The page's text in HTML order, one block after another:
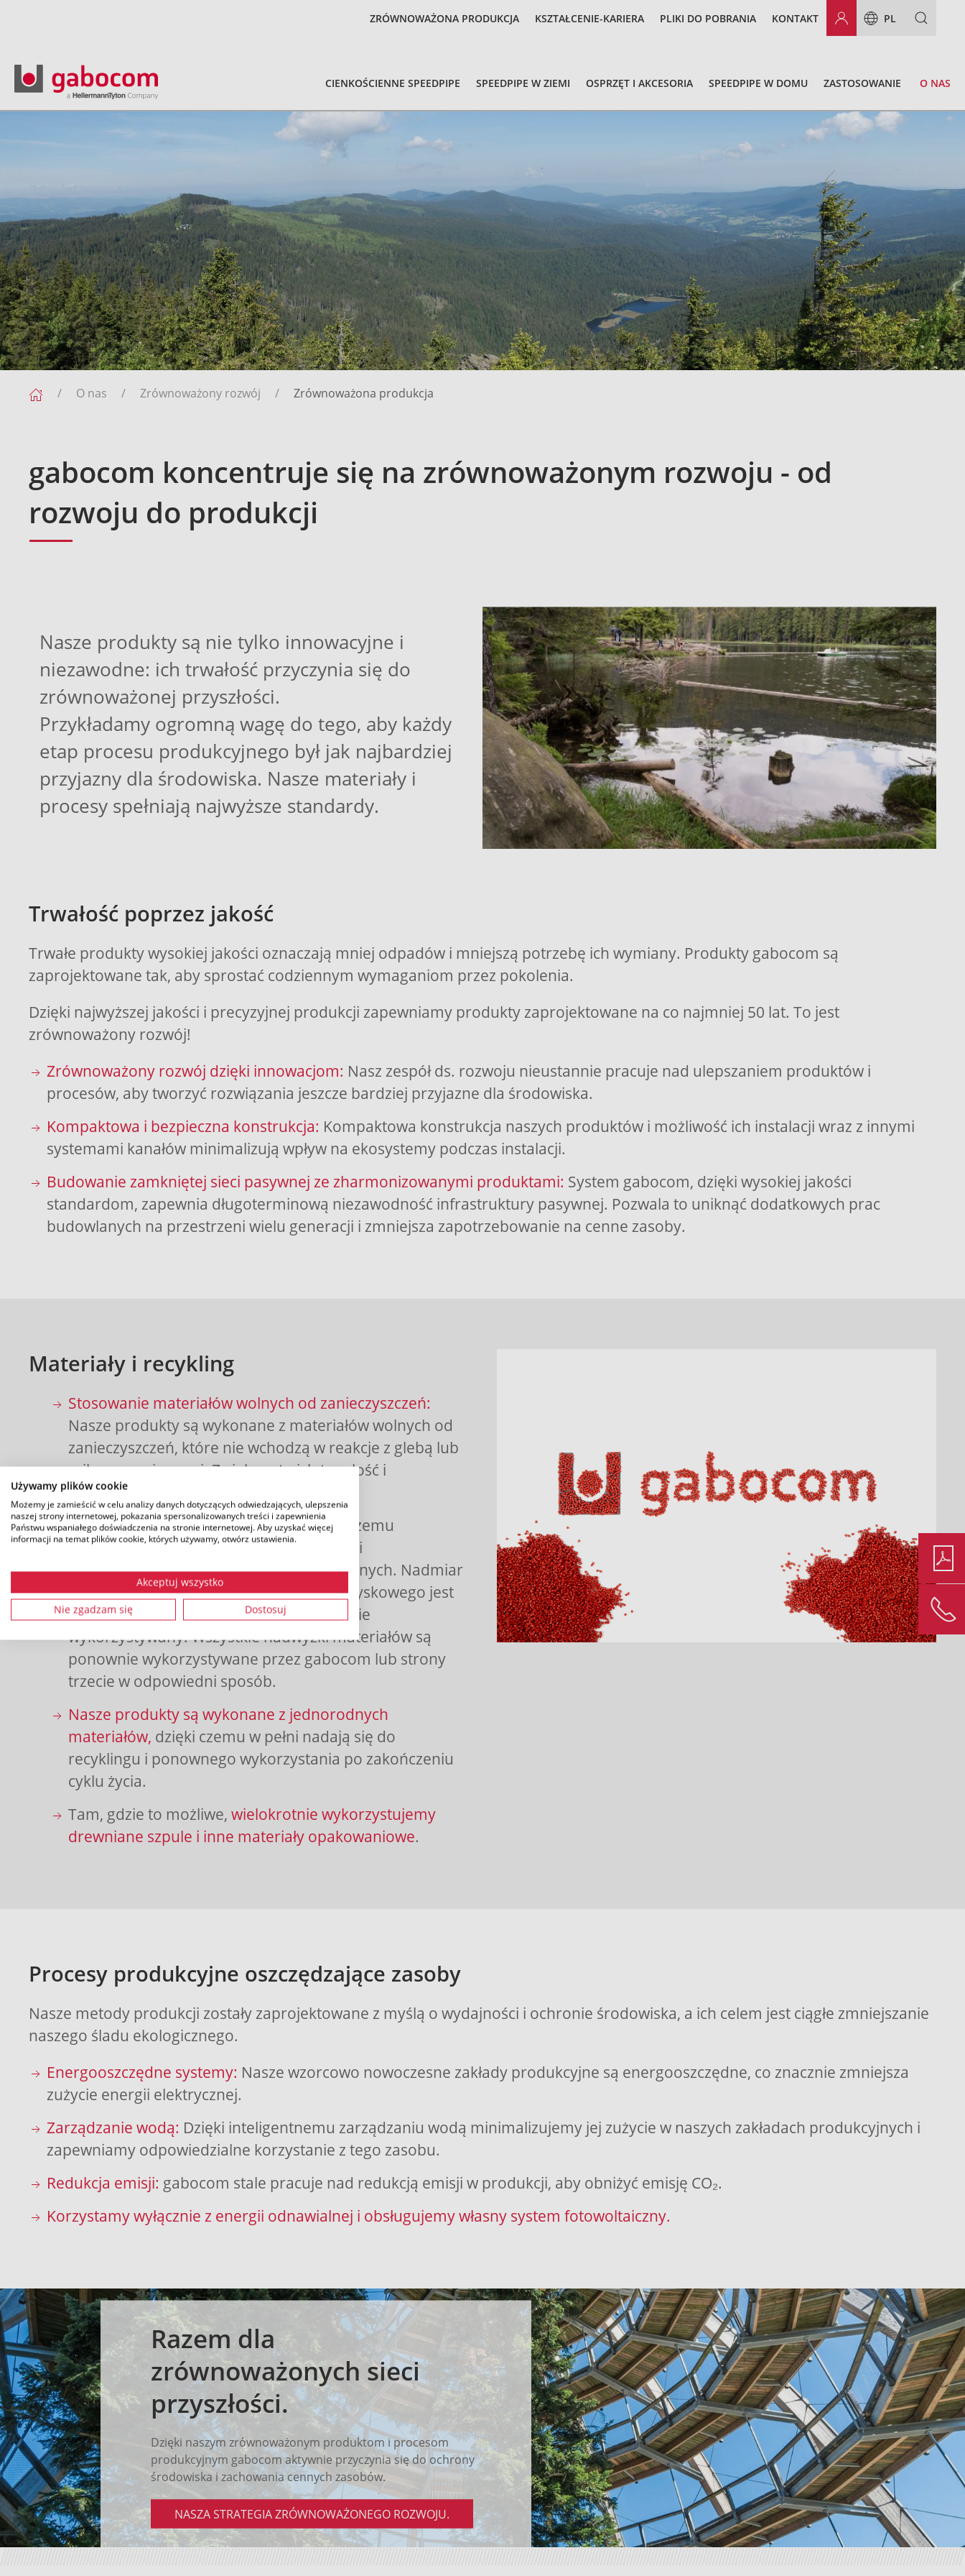
Używamy plików cookie
Możemy je zamieścić w celu analizy danych dotyczących odwiedzających, ulepszenia
naszej strony internetowej, pokazania spersonalizowanych treści i zapewnienia
Państwu wspaniałego doświadczenia na stronie internetowej. Aby uzyskać więcej
informacji na temat plików cookie, których używamy, otwórz ustawienia.
Akceptuj wszystko
Nie zgadzam się Dostosuj
ZRÓWNOWAŻONA PRODUKCJA KSZTAŁCENIE-KARIERA PLIKI DO POBRANIA KONTAKT PL
CIENKOŚCIENNE SPEEDPIPE SPEEDPIPE W ZIEMI OSPRZĘT I AKCESORIA SPEEDPIPE W DOMU ZASTOSOWANIE O NAS
O nas Zrównoważony rozwój Zrównoważona produkcja
gabocom koncentruje się na zrównoważonym rozwoju - od
rozwoju do produkcji
Nasze produkty są nie tylko innowacyjne i
niezawodne: ich trwałość przyczynia się do
zrównoważonej przyszłości.
Przykładamy ogromną wagę do tego, aby każdy
etap procesu produkcyjnego był jak najbardziej
przyjazny dla środowiska. Nasze materiały i
procesy spełniają najwyższe standardy.
Trwałość poprzez jakość
Trwałe produkty wysokiej jakości oznaczają mniej odpadów i mniejszą potrzebę ich wymiany. Produkty gabocom są
zaprojektowane tak, aby sprostać codziennym wymaganiom przez pokolenia.
Dzięki najwyższej jakości i precyzyjnej produkcji zapewniamy produkty zaprojektowane na co najmniej 50 lat. To jest
zrównoważony rozwój!
Zrównoważony rozwój dzięki innowacjom: Nasz zespół ds. rozwoju nieustannie pracuje nad ulepszaniem produktów i
procesów, aby tworzyć rozwiązania jeszcze bardziej przyjazne dla środowiska.
Kompaktowa i bezpieczna konstrukcja: Kompaktowa konstrukcja naszych produktów i możliwość ich instalacji wraz z innymi
systemami kanałów minimalizują wpływ na ekosystemy podczas instalacji.
Budowanie zamkniętej sieci pasywnej ze zharmonizowanymi produktami: System gabocom, dzięki wysokiej jakości
standardom, zapewnia długoterminową niezawodność infrastruktury pasywnej. Pozwala to uniknąć dodatkowych prac
budowlanych na przestrzeni wielu generacji i zmniejsza zapotrzebowanie na cenne zasoby.
Materiały i recykling
Stosowanie materiałów wolnych od zanieczyszczeń:
Nasze produkty są wykonane z materiałów wolnych od
zanieczyszczeń, które nie wchodzą w reakcje z glebą lub
mikroorganizmami. Zwiększa to ich trwałość i
bezpieczeństwo.
Recykling i redukcja odpadów:Dzięki naszemu
zasobooszczędnemu procesowi produkcji
minimalizujemy ilość odpadów produkcyjnych. Nadmiar
materiału z wytłaczania i formowania wtryskowego jest
zbierany, mielony i odpowiednio ponownie
wykorzystywany. Wszystkie nadwyżki materiałów są
ponownie wykorzystywane przez gabocom lub strony
trzecie w odpowiedni sposób.
Nasze produkty są wykonane z jednorodnych
materiałów, dzięki czemu w pełni nadają się do
recyklingu i ponownego wykorzystania po zakończeniu
cyklu życia.
Tam, gdzie to możliwe, wielokrotnie wykorzystujemy
drewniane szpule i inne materiały opakowaniowe.
Procesy produkcyjne oszczędzające zasoby
Nasze metody produkcji zostały zaprojektowane z myślą o wydajności i ochronie środowiska, a ich celem jest ciągłe zmniejszanie
naszego śladu ekologicznego.
Energooszczędne systemy: Nasze wzorcowo nowoczesne zakłady produkcyjne są energooszczędne, co znacznie zmniejsza
zużycie energii elektrycznej.
Zarządzanie wodą: Dzięki inteligentnemu zarządzaniu wodą minimalizujemy jej zużycie w naszych zakładach produkcyjnych i
zapewniamy odpowiedzialne korzystanie z tego zasobu.
Redukcja emisji: gabocom stale pracuje nad redukcją emisji w produkcji, aby obniżyć emisję CO₂.
Korzystamy wyłącznie z energii odnawialnej i obsługujemy własny system fotowoltaiczny.
Razem dla
zrównoważonych sieci
przyszłości.
Dzięki naszym zrównoważonym produktom i procesom
produkcyjnym gabocom aktywnie przyczynia się do ochrony
środowiska i zachowania cennych zasobów.
NASZA STRATEGIA ZRÓWNOWAŻONEGO ROZWOJU.